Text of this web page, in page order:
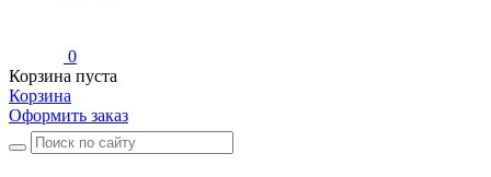
0
Корзина пуста
Корзина
Оформить заказ